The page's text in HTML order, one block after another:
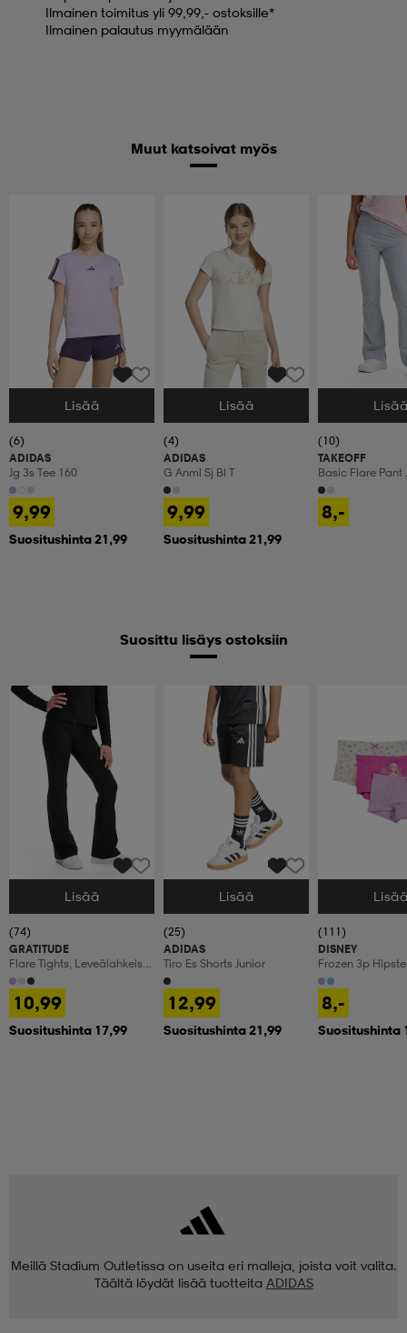
Ilmainen toimitus yli 99,99,- ostoksille*
Ilmainen palautus myymälään
Muut katsoivat myös
Valitse Koko
Lisää
(6)
ADIDAS
Jg 3s Tee 160
9,99
Suositushinta 21,99
Valitse Koko
Lisää
(4)
ADIDAS
G Anml Sj Bl T
9,99
Suositushinta 21,99
Valitse Koko
(10)
TAKEOFF
Basic Flare Pant
8,-
Suosittu lisäys ostoksiin
Valitse Koko
Lisää
(74)
GRATITUDE
Flare Tights, Leveälahkeiset
Treenitrikoot, Lasten
10,99
Suositushinta 17,99
Valitse Koko
Lisää
(25)
ADIDAS
Tiro Es Shorts Junior
12,99
Suositushinta 21,99
Valitse Koko
(111)
DISNEY
Frozen 3p
8,-
Suositushinta
Meillä Stadium Outletissa on useita eri malleja, joista voit valita.
Täältä löydät lisää tuotteita ADIDAS